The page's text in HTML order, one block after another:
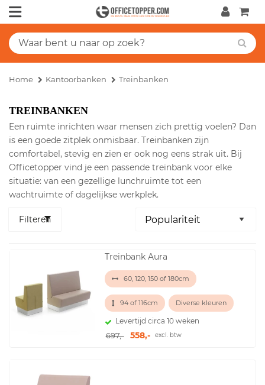
Home Kantoorbanken Treinbanken
TREINBANKEN
Een ruimte inrichten waar mensen zich prettig voelen? Dan
is een goede zitplek onmisbaar. Treinbanken zijn
comfortabel, stevig en zien er ook nog eens strak uit. Bij
Officetopper vind je een passende treinbank voor elke
situatie: van een gezellige lunchruimte tot een
wachtruimte of dagelijkse werkplek.
Filteren
Treinbank Aura
60, 120, 150 of 180cm
94 of 116cm Diverse kleuren
Levertijd circa 10 weken
697,- 558,- excl. btw